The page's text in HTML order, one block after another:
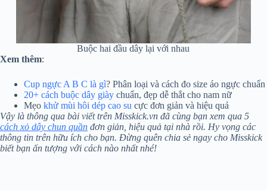
Buộc hai đầu dây lại với nhau
Xem thêm:
Cup ngực A B C là gì? Phân loại và cách đo size áo ngực chuẩn
20+ cách buộc dây giày chuẩn, đẹp dễ thắt cho nam nữ
Mẹo khử mùi hôi dép cao su cực đơn giản và hiệu quả
Vậy là thông qua bài viết trên Misskick.vn đã cùng bạn xem qua 5
cách xỏ dây chun quần đơn giản, hiệu quả tại nhà rồi. Hy vọng các
thông tin trên hữu ích cho bạn. Đừng quên chia sẻ ngay cho Misskick
biết bạn ấn tượng với cách nào nhất nhé!